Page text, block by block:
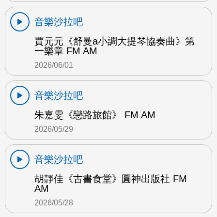
音樂沙拉吧
賈元元《舒曼a小調大提琴協奏曲》第
一樂章 FM AM
2026/06/01
音樂沙拉吧
朱嘉雯《戀路旅館》 FM AM
2026/05/29
音樂沙拉吧
胡靜佳《古書食堂》圓神出版社 FM
AM
2026/05/28